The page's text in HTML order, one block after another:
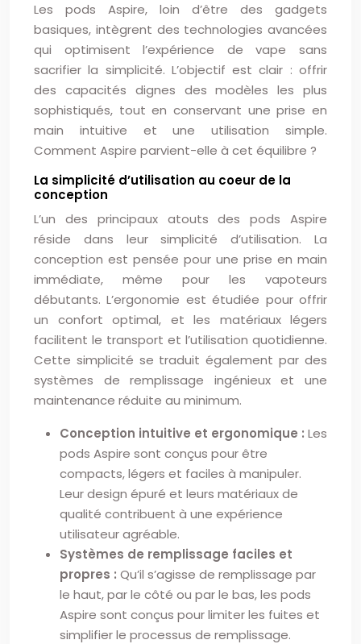
Les pods Aspire, loin d’être des gadgets
basiques, intègrent des technologies avancées
qui optimisent l’expérience de vape sans
sacrifier la simplicité. L’objectif est clair : offrir
des capacités dignes des modèles les plus
sophistiqués, tout en conservant une prise en
main intuitive et une utilisation simple.
Comment Aspire parvient-elle à cet équilibre ?
La simplicité d’utilisation au coeur de la
conception
L’un des principaux atouts des pods Aspire
réside dans leur simplicité d’utilisation. La
conception est pensée pour une prise en main
immédiate, même pour les vapoteurs
débutants. L’ergonomie est étudiée pour offrir
un confort optimal, et les matériaux légers
facilitent le transport et l’utilisation quotidienne.
Cette simplicité se traduit également par des
systèmes de remplissage ingénieux et une
maintenance réduite au minimum.
Conception intuitive et ergonomique : Les
pods Aspire sont conçus pour être
compacts, légers et faciles à manipuler.
Leur design épuré et leurs matériaux de
qualité contribuent à une expérience
utilisateur agréable.
Systèmes de remplissage faciles et
propres : Qu’il s’agisse de remplissage par
le haut, par le côté ou par le bas, les pods
Aspire sont conçus pour limiter les fuites et
simplifier le processus de remplissage.